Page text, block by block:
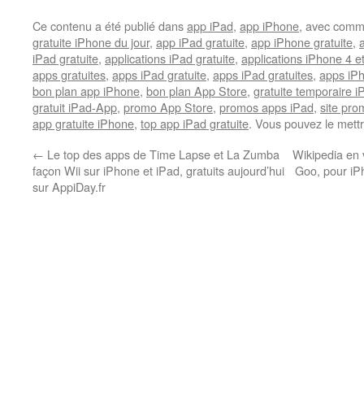
Ce contenu a été publié dansapp iPad, app iPhone, avec
gratuite iPhone du jour, app iPad gratuite, app iPhone gratuite,
iPad gratuite, applications iPad gratuite, applications iPhone 4
apps gratuites, apps iPad gratuite, apps iPad gratuites, apps
bon plan app iPhone, bon plan App Store, gratuite temporaire
gratuit iPad-App, promo App Store, promos apps iPad, site
app gratuite iPhone, top app iPad gratuite. Vous pouvez le
← Le top des apps de Time Lapse et La Zumba
façon Wii sur iPhone et iPad, gratuits aujourd’hui
sur AppiDay.fr
Wikipedia en
Goo, pour